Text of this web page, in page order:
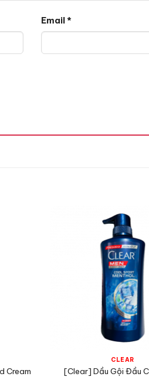
Email *
Cream
CLEAR
[Clear] Dầu Gội Đầu